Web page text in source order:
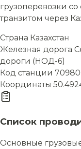
грузоперевозки со
транзитом через
Страна Казахстан
Железная дорога
дороги (НОД-6)
Код станции
Координаты
Список
Основные